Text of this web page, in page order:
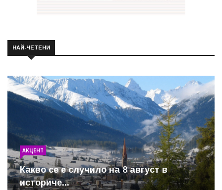
НАЙ-ЧЕТЕНИ
АКЦЕНТ
Какво се е случило на 8 август в
историче...